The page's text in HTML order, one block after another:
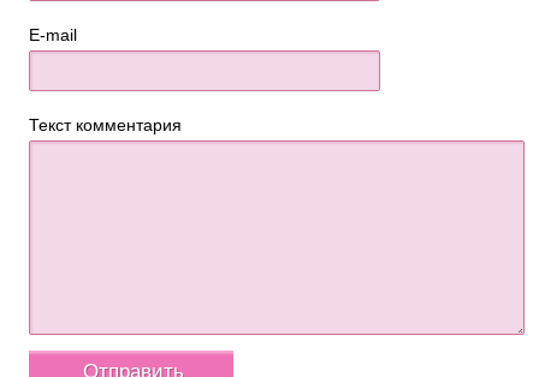
E-mail
Текст комментария